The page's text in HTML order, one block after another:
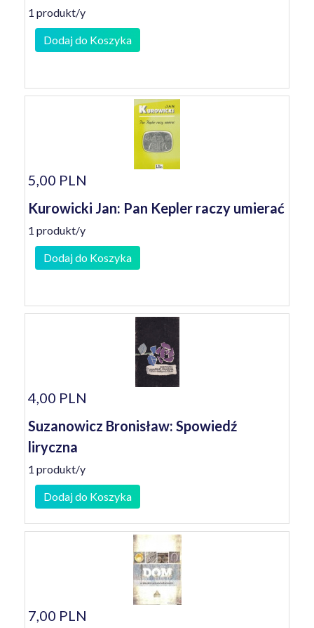
1 produkt/y
Dodaj do Koszyka
5,00 PLN
Kurowicki Jan: Pan Kepler raczy umierać
1 produkt/y
Dodaj do Koszyka
4,00 PLN
Suzanowicz Bronisław: Spowiedź
liryczna
1 produkt/y
Dodaj do Koszyka
7,00 PLN